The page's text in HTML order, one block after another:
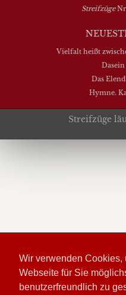
Wir verwenden Cookies,
Webseite für Sie
benutzerfreundlich zu
Streifzüge
Vielfalt heißt
Dasein
Das
Hymne.
Streifzüge